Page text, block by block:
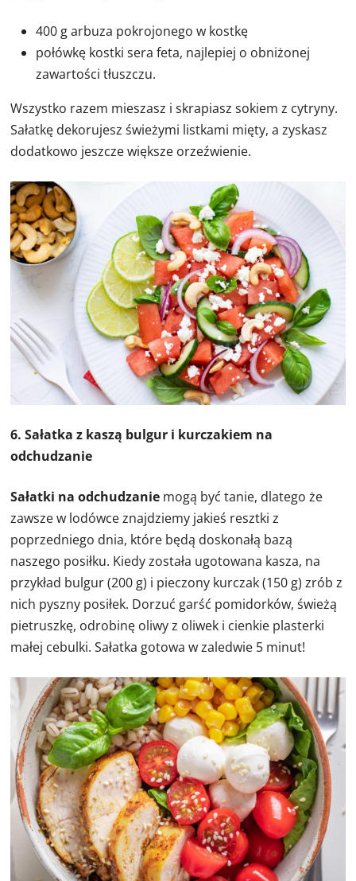
400 g arbuza pokrojonego w kostkę
połówkę kostki sera feta, najlepiej o obniżonej
zawartości tłuszczu.
Wszystko razem mieszasz i skrapiasz sokiem z cytryny.
Sałatkę dekorujesz świeżymi listkami mięty, a zyskasz
dodatkowo jeszcze większe orzeźwienie.
6. Sałatka z kaszą bulgur i kurczakiem na
odchudzanie
Sałatki na odchudzanie mogą być tanie, dlatego że
zawsze w lodówce znajdziemy jakieś resztki z
poprzedniego dnia, które będą doskonałą bazą
naszego posiłku. Kiedy została ugotowana kasza, na
przykład bulgur (200 g) i pieczony kurczak (150 g) zrób z
nich pyszny posiłek. Dorzuć garść pomidorków, świeżą
pietruszkę, odrobinę oliwy z oliwek i cienkie plasterki
małej cebulki. Sałatka gotowa w zaledwie 5 minut!